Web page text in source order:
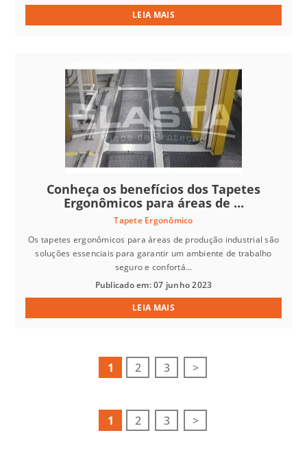
LEIA MAIS
Conheça os benefícios dos Tapetes
Ergonômicos para áreas de ...
Tapete Ergonômico
Os tapetes ergonômicos para áreas de produção industrial são
soluções essenciais para garantir um ambiente de trabalho
seguro e confortá...
Publicado em: 07 junho 2023
LEIA MAIS
1 2 3 >
1 2 3 >